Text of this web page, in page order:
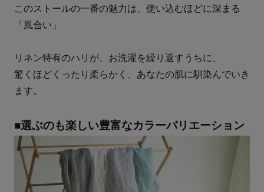
このストールの一番の魅力は、使い込むほどに深まる
「風合い」
リネン特有のハリが、お洗濯を繰り返すうちに、
驚くほどくったり柔らかく、あなたの肌に馴染んでいき
ます。
■選ぶのも楽しい豊富なカラーバリエーション